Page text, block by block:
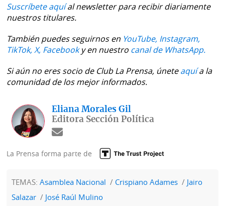
Suscríbete aquíal newsletter para recibir diariamente
nuestros titulares.
También puedes seguirnos en YouTube, Instagram,
TikTok, X, Facebooky en nuestro canal de WhatsApp.
Si aún no eres socio de Club La Prensa, úneteaquía la
comunidad de los mejor informados.
Eliana Morales Gil
Editora Sección Política
La Prensa forma parte de
TEMAS:Asamblea Nacional Crispiano Adames
Jairo
Salazar
José Raúl Mulino